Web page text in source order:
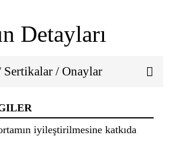
Detayları
/ Onaylar
iyileştirilmesine katkıda